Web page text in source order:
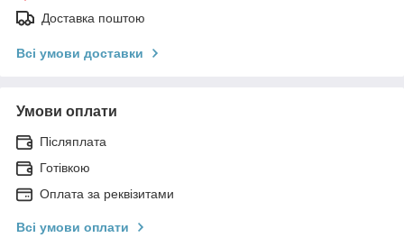
Доставка поштою
Всі умови доставки
Умови оплати
Післяплата
Готівкою
Оплата за реквізитами
Всі умови оплати